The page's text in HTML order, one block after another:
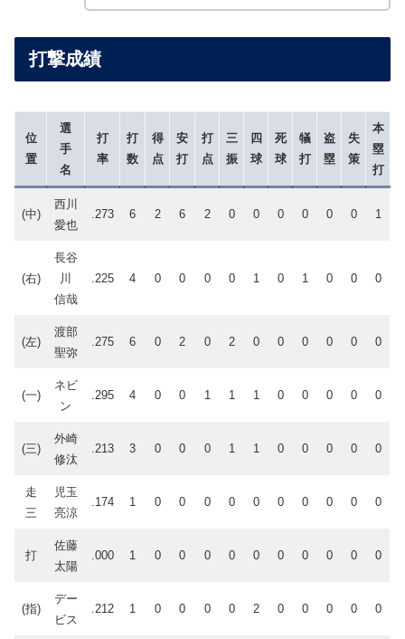
打撃成績
位
置
選
手
名
打
率
打
数
得
点
安
打
打
点
三
振
四
球
死
球
犠
打
盗
塁
失
策
本
塁
打
(中)
西川
愛也
.273 6 2 6 2 0 0 0 0 0 0 1
(右)
長谷
川
信哉
.225 4 0 0 0 0 1 0 1 0 0 0
(左)
渡部
聖弥
.275 6 0 2 0 2 0 0 0 0 0 0
(一)
ネビ
ン
.295 4 0 0 1 1 1 0 0 0 0 0
(三)
外崎
修汰
.213 3 0 0 0 1 1 0 0 0 0 0
走
三
児玉
亮涼
.174 1 0 0 0 0 0 0 0 0 0 0
打
佐藤
太陽
.000 1 0 0 0 0 0 0 0 0 0 0
(指)
デー
ビス
.212 1 0 0 0 0 2 0 0 0 0 0